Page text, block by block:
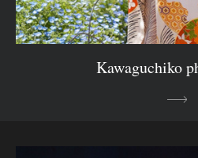
Kawaguchiko